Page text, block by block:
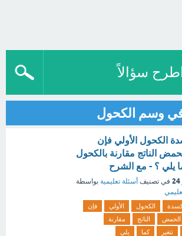
اطرح سؤالاً
في وسم الكحول
الكحول الأولي فإن
الناتج مقارنة بالكحول
يلي ؟ - مع الشرح
في تصنيف أسئلة تعليمية بواسطة
الكحول الأولي
فإن
الحمض الناتج
مقارنة
تتغير كما يلي